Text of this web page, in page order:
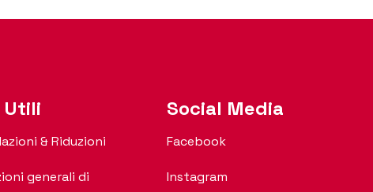
Utili
& Riduzioni
generali di
Social Media
Facebook
Instagram